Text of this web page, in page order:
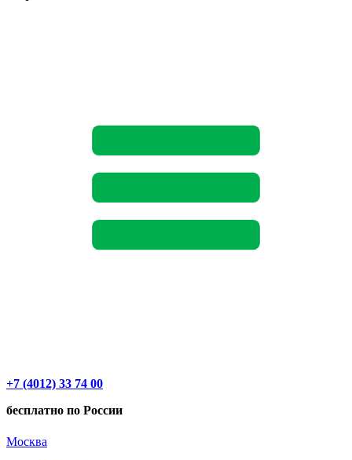
+7 (4012) 33 74 00
бесплатно по России
Москва